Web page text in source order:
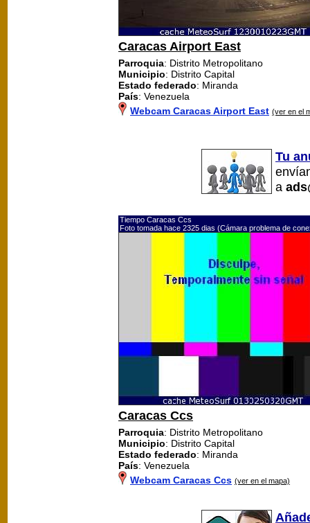
Caracas Airport East
Parroquia: Distrito Metropolitano
Municipio: Distrito Capital
Estado federado: Miranda
País: Venezuela
Webcam Caracas Airport East (ver en el
Tu
a
Tiempo Caracas Ccs
Foto tomada hace 2325 dias (Cámara problema de
Caracas Ccs
Parroquia: Distrito Metropolitano
Municipio: Distrito Capital
Estado federado: Miranda
País: Venezuela
Webcam Caracas Ccs (ver en el mapa)